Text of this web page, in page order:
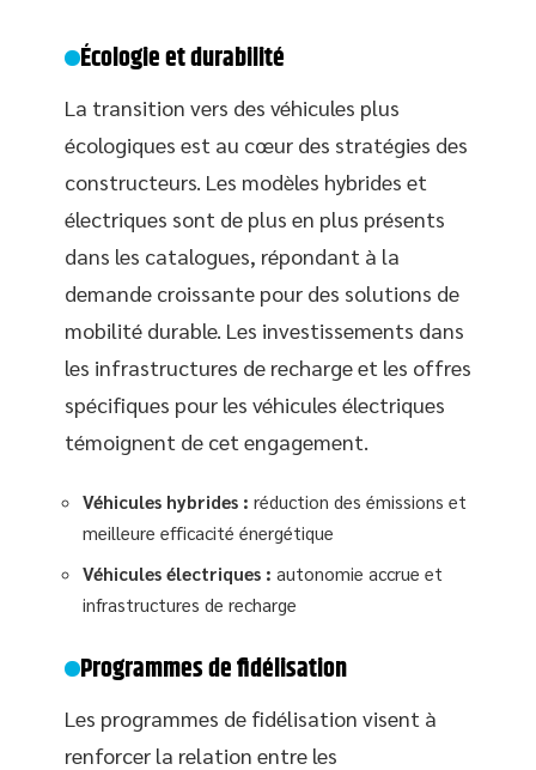
Écologie et durabilité
La transition vers des véhicules plus
écologiques est au cœur des stratégies des
constructeurs. Les modèles hybrides et
électriques sont de plus en plus présents
dans les catalogues, répondant à la
demande croissante pour des solutions de
mobilité durable. Les investissements dans
les infrastructures de recharge et les offres
spécifiques pour les véhicules électriques
témoignent de cet engagement.
Véhicules hybrides : réduction des émissions et
meilleure efficacité énergétique
Véhicules électriques : autonomie accrue et
infrastructures de recharge
Programmes de fidélisation
Les programmes de fidélisation visent à
renforcer la relation entre les